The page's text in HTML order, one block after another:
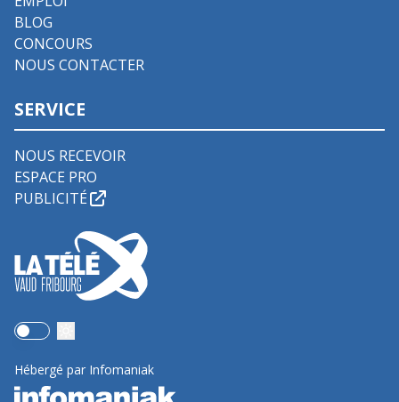
BLOG
CONCOURS
NOUS CONTACTER
SERVICE
NOUS RECEVOIR
ESPACE PRO
PUBLICITÉ
Use setting
Hébergé par Infomaniak